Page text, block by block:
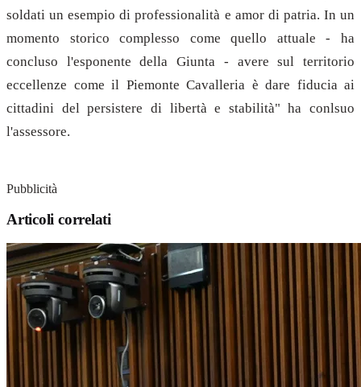
soldati un esempio di professionalità e amor di patria. In un
momento storico complesso come quello attuale - ha
concluso l'esponente della Giunta - avere sul territorio
eccellenze come il Piemonte Cavalleria è dare fiducia ai
cittadini del persistere di libertà e stabilità" ha conlsuo
l'assessore.
Pubblicità
Articoli correlati